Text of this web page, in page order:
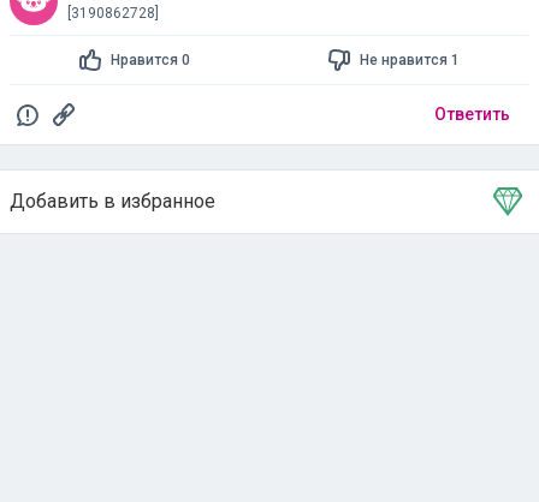
[3190862728]
Нравится 0 Не нравится 1
Ответить
Добавить в избранное
Тема в избранном